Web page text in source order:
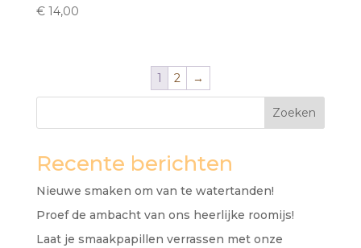
€14,00
1 2 →
Zoeken
Recente berichten
Nieuwe smaken om van te watertanden!
Proef de ambacht van ons heerlijke roomijs!
Laat je smaakpapillen verrassen met onze